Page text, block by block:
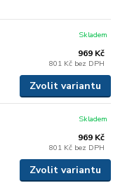
969 Kč
801 Kč bez DPH
Skladem
Zvolit variantu
969 Kč
801 Kč bez DPH
Skladem
Zvolit variantu